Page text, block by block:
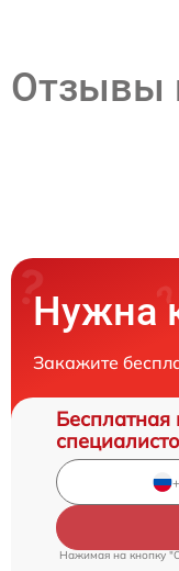
Отзывы
Нужна
Закажите
Бесплатная
Нажимая на кнопку